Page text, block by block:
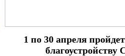
1 по 30 апреля